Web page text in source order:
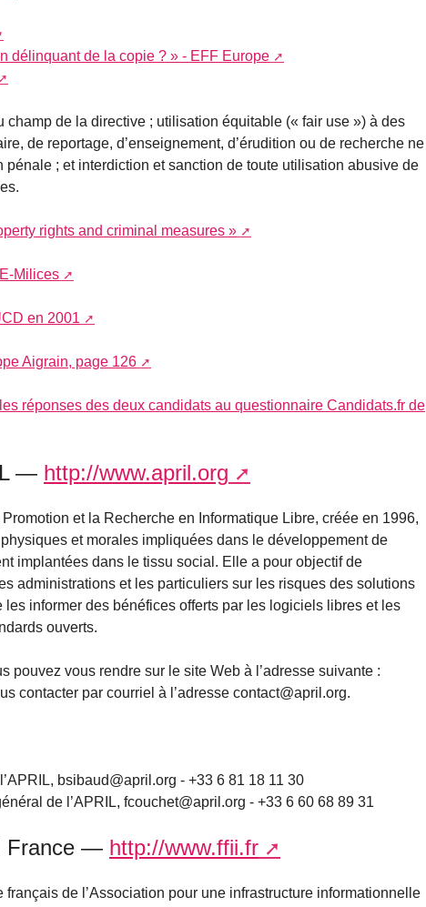
délinquant de la copie ? » - EFF Europe
champ de la directive ; utilisation équitable (« fair use ») à des
de reportage, d’enseignement, d’érudition ou de recherche ne
pénale ; et interdiction et sanction de toute utilisation abusive de
rights and criminal measures »
Milices
en 2001
Aigrain, page 126
réponses des deux candidats au questionnaire Candidats.fr de
— http://www.april.org
Promotion et la Recherche en Informatique Libre, créée en 1996,
et morales impliquées dans le développement de
implantées dans le tissu social. Elle a pour objectif de
administrations et les particuliers sur les risques des solutions
les informer des bénéfices offerts par les logiciels libres et les
ouverts.
pouvez vous rendre sur le site Web à l’adresse suivante :
contacter par courriel à l’adresse contact@april.org.
bsibaud@april.org - +33 6 81 18 11 30
de l’APRIL, fcouchet@april.org - +33 6 60 68 89 31
France — http://www.ffii.fr
français de l’Association pour une infrastructure informationnelle